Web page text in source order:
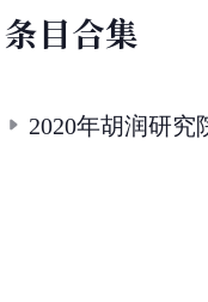
条目合集
2020年胡润研究